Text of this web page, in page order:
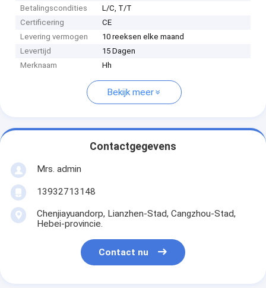
Betalingscondities
L/C, T/T
Certificering
CE
Levering vermogen
10 reeksen elke maand
Levertijd
15 Dagen
Merknaam
Hh
Bekijk meer
Contactgegevens
Mrs. admin
13932713148
Chenjiayuandorp, Lianzhen-Stad, Cangzhou-Stad,
Hebei-provincie.
Contact nu